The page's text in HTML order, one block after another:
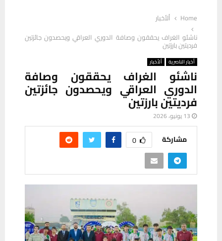
Home
ألأخبار
ناشئو الغراف يحققون وصافة الدوري العراقي ويحصدون جائزتين
فرديتين بارزتين
أخبار الناصرية ألأخبار
ناشئو الغراف يحققون وصافة
الدوري العراقي ويحصدون جائزتين
فرديتين بارزتين
13 يونيو، 2026
مشاركة 0